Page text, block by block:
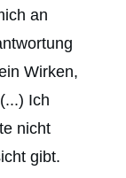
an
Wirken,
Ich
nicht
gibt.